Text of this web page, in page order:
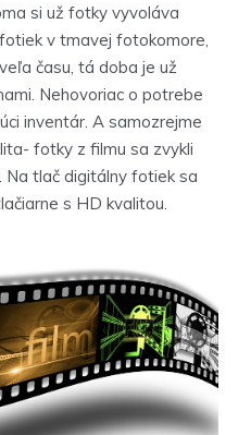
si už fotky vyvoláva
v tmavej fotokomore,
času, tá doba je už
Nehovoriac o potrebe
inventár. A samozrejme
fotky z filmu sa zvykli
Na tlač digitálny fotiek sa
s HD kvalitou.